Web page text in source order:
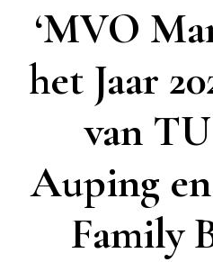
‘MVO
het Jaar
van
Auping
Family